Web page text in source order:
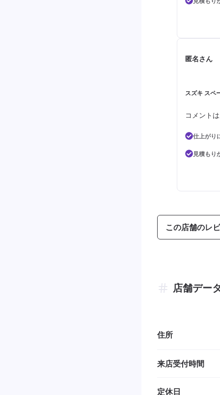
匿名さん
スズキ スペ
コメント
仕上がり
見積もり
この店舗のレ
店舗デー
住所
来店受付時間
定休日